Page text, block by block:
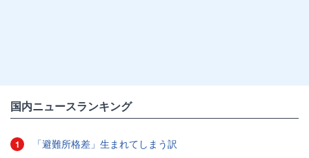
国内ニュースランキング
1 「避難所格差」生まれてしまう訳